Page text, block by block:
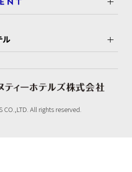
ル
CO.,LTD. All rights reserved.